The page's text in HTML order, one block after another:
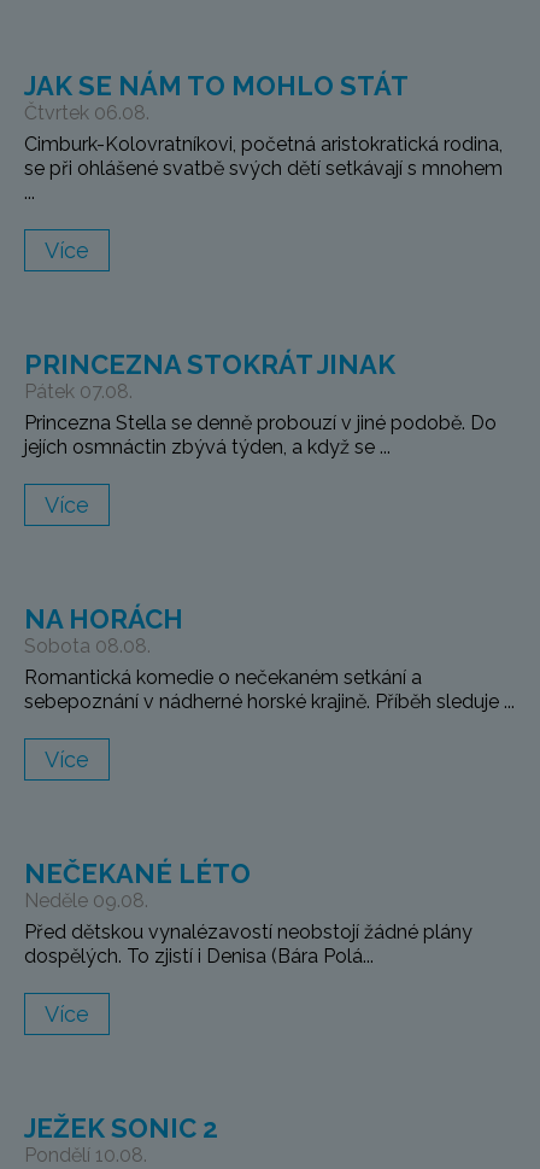
JAK SE NÁM TO MOHLO STÁT
Čtvrtek 06.08.
Cimburk-Kolovratníkovi, početná aristokratická rodina,
se při ohlášené svatbě svých dětí setkávají s mnohem
...
Více
PRINCEZNA STOKRÁT JINAK
Pátek 07.08.
Princezna Stella se denně probouzí v jiné podobě. Do
jejích osmnáctin zbývá týden, a když se ...
Více
NA HORÁCH
Sobota 08.08.
Romantická komedie o nečekaném setkání a
sebepoznání v nádherné horské krajině. Příběh sleduje ...
Více
NEČEKANÉ LÉTO
Neděle 09.08.
Před dětskou vynalézavostí neobstojí žádné plány
dospělých. To zjistí i Denisa (Bára Polá...
Více
JEŽEK SONIC 2
Pondělí 10.08.